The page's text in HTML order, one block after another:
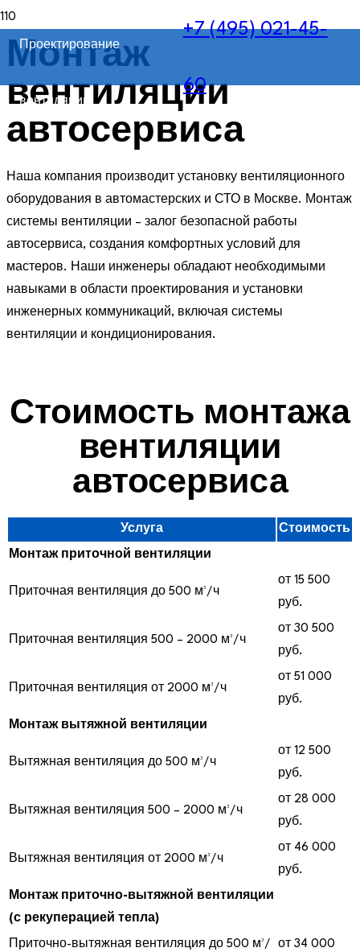
Проектирование
вентиляции
+7 (495) 021-45-
60
Монтаж
вентиляции
автосервиса
Наша компания производит установку вентиляционного
оборудования в автомастерских и СТО в Москве. Монтаж
системы вентиляции – залог безопасной работы
автосервиса, создания комфортных условий для
мастеров. Наши инженеры обладают необходимыми
навыками в области проектирования и установки
инженерных коммуникаций, включая системы
вентиляции и кондиционирования.
Стоимость монтажа
вентиляции
автосервиса
Услуга Стоимость
Монтаж приточной вентиляции
Приточная вентиляция до 500 м³/ч
от 15 500
руб.
Приточная вентиляция 500 – 2000 м³/ч
от 30 500
руб.
Приточная вентиляция от 2000 м³/ч
от 51 000
руб.
Монтаж вытяжной вентиляции
Вытяжная вентиляция до 500 м³/ч
от 12 500
руб.
Вытяжная вентиляция 500 – 2000 м³/ч
от 28 000
руб.
Вытяжная вентиляция от 2000 м³/ч
от 46 000
руб.
Монтаж приточно-вытяжной вентиляции
(с рекуперацией тепла)
Приточно-вытяжная вентиляция до 500 м³/
от 34 000